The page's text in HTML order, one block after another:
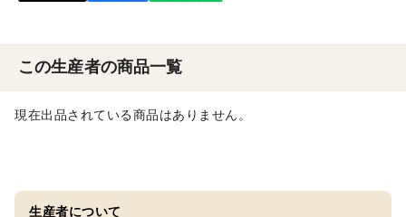
この生産者の商品一覧
現在出品されている商品はありません。
生産者について